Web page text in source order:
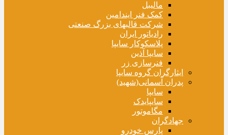
مالیبل
کمک فنر ایندامین
شرکت قالبهای بزرگ صنعتی
رادیاتور ایران
پلاسکوکار سایپا
سایپا آذین
فنرسازی زر
ایثارگران گروه سایپا
پدران آسمانی(شهید)
سایپا
سایپایدک
مگاموتور
جهادگران
پارس خودرو